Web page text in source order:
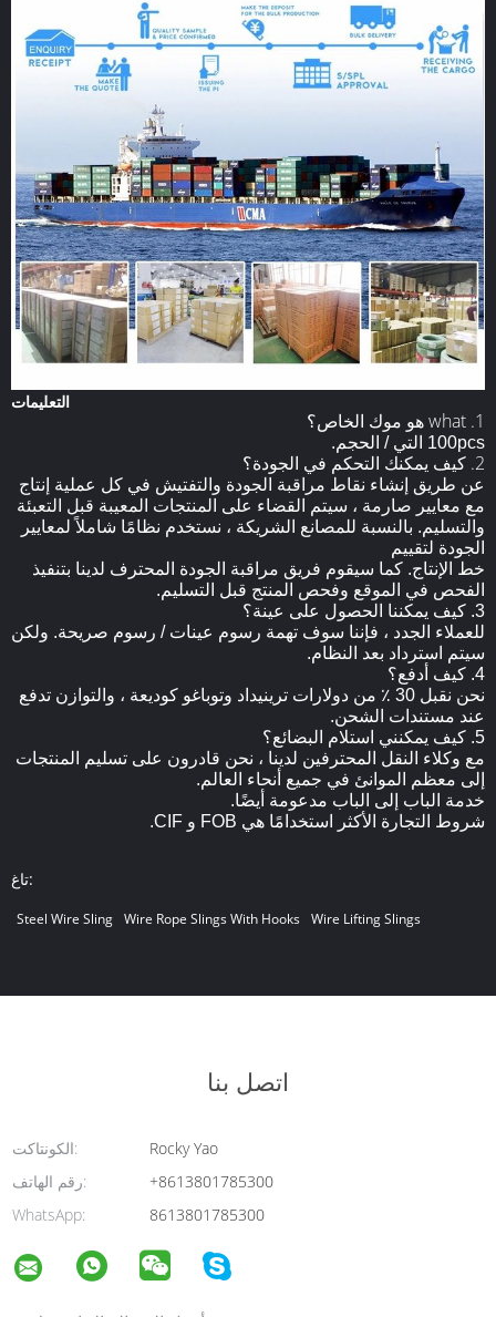
التعليمات
1. what هو موك الخاص؟
100pcs التي / الحجم.
2. كيف يمكنك التحكم في الجودة؟
عن طريق إنشاء نقاط مراقبة الجودة والتفتيش في كل عملية إنتاج
مع معايير صارمة ، سيتم القضاء على المنتجات المعيبة قبل التعبئة
والتسليم. بالنسبة للمصانع الشريكة ، نستخدم نظامًا شاملاً لمعايير
الجودة لتقييم
خط الإنتاج. كما سيقوم فريق مراقبة الجودة المحترف لدينا بتنفيذ
الفحص في الموقع وفحص المنتج قبل التسليم.
3. كيف يمكننا الحصول على عينة؟
للعملاء الجدد ، فإننا سوف تهمة رسوم عينات / رسوم صريحة. ولكن
سيتم استرداد بعد النظام.
4. كيف أدفع؟
نحن نقبل 30 ٪ من دولارات ترينيداد وتوباغو كوديعة ، والتوازن تدفع
عند مستندات الشحن.
5. كيف يمكنني استلام البضائع؟
مع وكلاء النقل المحترفين لدينا ، نحن قادرون على تسليم المنتجات
إلى معظم الموانئ في جميع أنحاء العالم.
خدمة الباب إلى الباب مدعومة أيضًا.
شروط التجارة الأكثر استخدامًا هي FOB و CIF.
تاغ:
Steel Wire Sling Wire Rope Slings With Hooks Wire Lifting Slings
اتصل بنا
الكونتاكت:
Rocky Yao
رقم الهاتف:
+8613801785300
WhatsApp:
8613801785300